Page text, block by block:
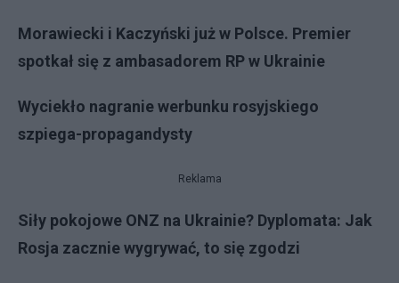
Morawiecki i Kaczyński już w Polsce. Premier
spotkał się z ambasadorem RP w Ukrainie
Wyciekło nagranie werbunku rosyjskiego
szpiega-propagandysty
Reklama
Siły pokojowe ONZ na Ukrainie? Dyplomata: Jak
Rosja zacznie wygrywać, to się zgodzi